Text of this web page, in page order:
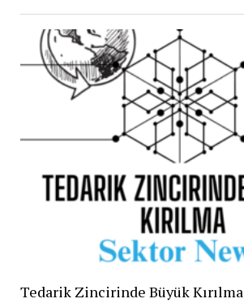
Tedarik Zincirinde Büyük Kırılma